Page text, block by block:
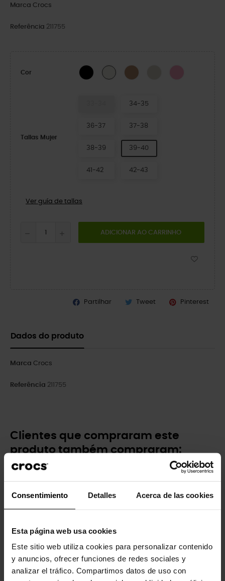
Consentimiento Detalles Acerca de las cookies
Esta página web usa cookies
Este sitio web utiliza cookies para personalizar contenido
y anuncios, ofrecer funciones de redes sociales y
analizar el tráfico. Compartimos datos de uso con
Marca Crocs
Referência 211755
Cor BLACK Chalk Sepia
Tallas Mujer
34-35
36-37 37-38
38-39 39-40
41-42 42-43
Ver guía de tallas
ADICIONAR AO CARRINHO
Partilhar Tweet Pinterest
Dados do produto
Marca Crocs
Referência 211755
Clientes que compraram este
produto também compraram:
-20%
Tamancos Crocband™ K
Kids
4,99 €